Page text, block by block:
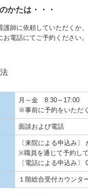
かたは・・・
護師に依頼していただくか
お電話にてご予約ください。
月～金 8:30～17:00
※事前に予約をいただ
面談および電話
〔来院による申込み
※職員を通じて予約し
〔電話による申込み〕
１階総合受付カウンタ